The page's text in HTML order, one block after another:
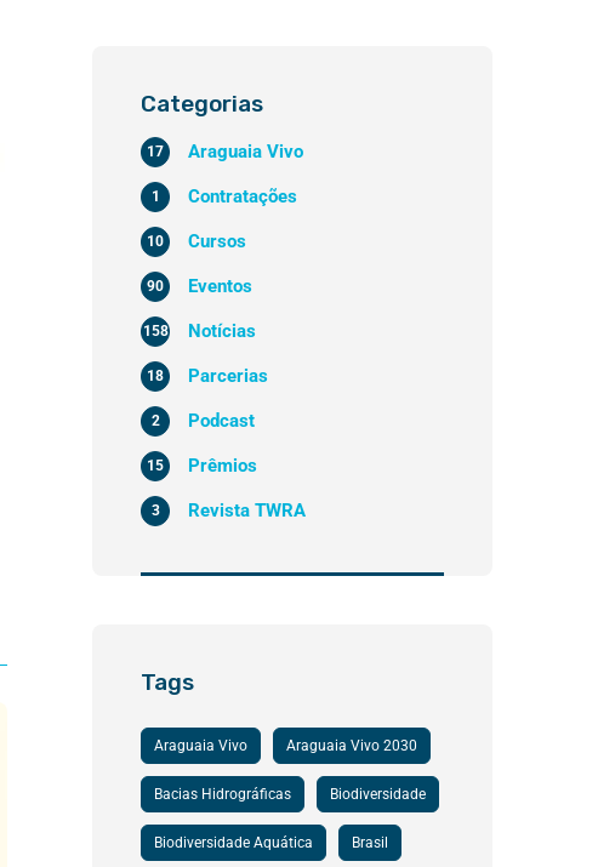
Categorias
Araguaia Vivo
17
Contratações
1
Cursos
10
Eventos
90
Notícias
158
Parcerias
18
Podcast
2
Prêmios
15
Revista TWRA
3
Tags
Araguaia Vivo Araguaia Vivo 2030
Bacias Hidrográficas Biodiversidade
Biodiversidade Aquática Brasil